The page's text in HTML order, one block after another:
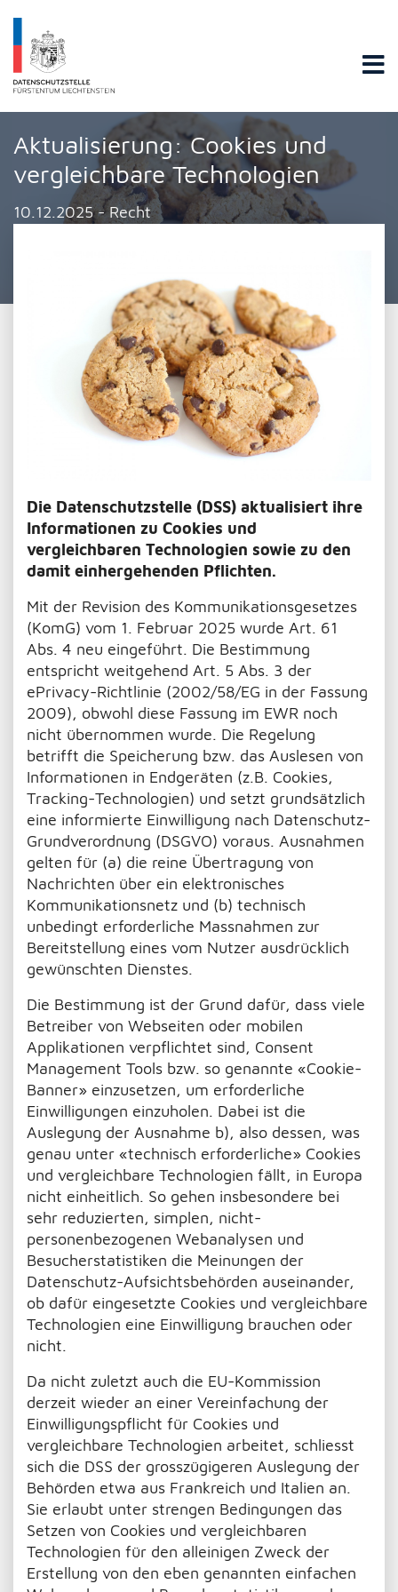
Datenschutzstelle Fürstentums Liechtenstein
Aktualisierung: Cookies und
vergleichbare Technologien
10.12.2025 - Recht
Die Datenschutzstelle (DSS) aktualisiert ihre
Informationen zu Cookies und
vergleichbaren Technologien sowie zu den
damit einhergehenden Pflichten.
Mit der Revision des Kommunikationsgesetzes
(KomG) vom 1. Februar 2025 wurde Art. 61
Abs. 4 neu eingeführt. Die Bestimmung
entspricht weitgehend Art. 5 Abs. 3 der
ePrivacy-Richtlinie (2002/58/EG in der Fassung
2009), obwohl diese Fassung im EWR noch
nicht übernommen wurde. Die Regelung
betrifft die Speicherung bzw. das Auslesen von
Informationen in Endgeräten (z.B. Cookies,
Tracking-Technologien) und setzt grundsätzlich
eine informierte Einwilligung nach Datenschutz-
Grundverordnung (DSGVO) voraus. Ausnahmen
gelten für (a) die reine Übertragung von
Nachrichten über ein elektronisches
Kommunikationsnetz und (b) technisch
unbedingt erforderliche Massnahmen zur
Bereitstellung eines vom Nutzer ausdrücklich
gewünschten Dienstes.
Die Bestimmung ist der Grund dafür, dass viele
Betreiber von Webseiten oder mobilen
Applikationen verpflichtet sind, Consent
Management Tools bzw. so genannte «Cookie-
Banner» einzusetzen, um erforderliche
Einwilligungen einzuholen. Dabei ist die
Auslegung der Ausnahme b), also dessen, was
genau unter «technisch erforderliche» Cookies
und vergleichbare Technologien fällt, in Europa
nicht einheitlich. So gehen insbesondere bei
sehr reduzierten, simplen, nicht-
personenbezogenen Webanalysen und
Besucherstatistiken die Meinungen der
Datenschutz-Aufsichtsbehörden auseinander,
ob dafür eingesetzte Cookies und vergleichbare
Technologien eine Einwilligung brauchen oder
nicht.
Da nicht zuletzt auch die EU-Kommission
derzeit wieder an einer Vereinfachung der
Einwilligungspflicht für Cookies und
vergleichbare Technologien arbeitet, schliesst
sich die DSS der grosszügigeren Auslegung der
Behörden etwa aus Frankreich und Italien an.
Sie erlaubt unter strengen Bedingungen das
Setzen von Cookies und vergleichbaren
Technologien für den alleinigen Zweck der
Erstellung von den eben genannten einfachen